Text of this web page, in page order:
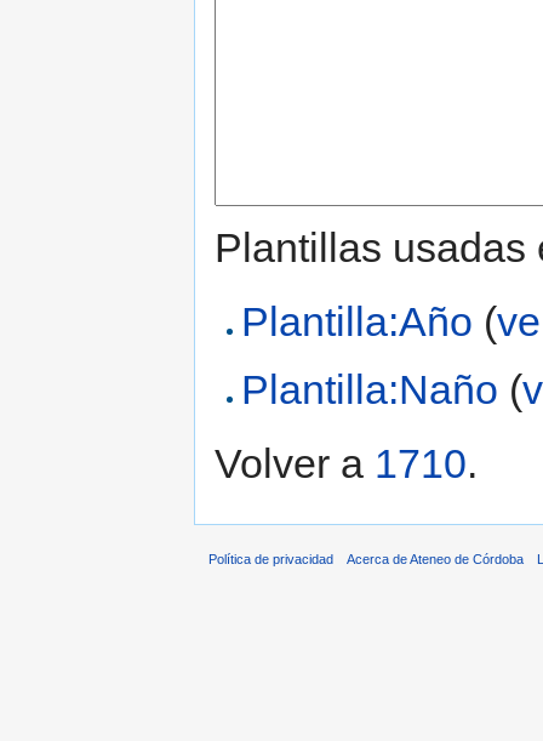
Plantillas usadas
Plantilla:Año (
Plantilla:Naño (
Volver a 1710.
Política de privacidad Acerca de Ateneo de Córdoba